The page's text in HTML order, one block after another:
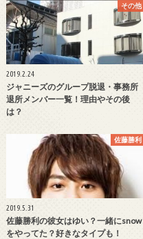
その他
2019.2.24
ジャニーズのグループ脱退・事務所
退所メンバー一覧！理由やその後
は？
佐藤勝利
2019.5.31
佐藤勝利の彼女はゆい？一緒にsnow
をやってた？好きなタイプも！